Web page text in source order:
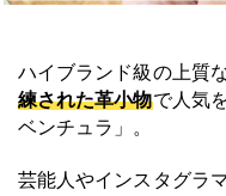
ハイブランド級の上質
練された革小物で人気
ベンチュラ」。
芸能人やインスタグラ